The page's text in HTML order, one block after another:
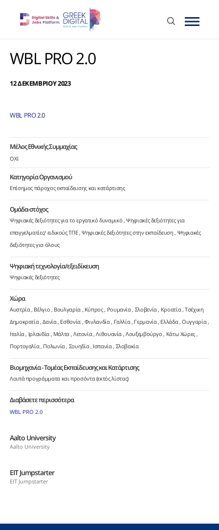
WBL PRO 2.0
12 ΔΕΚΕΜΒΡΙΟΥ 2023
WBL PRO 2.0
Μέλος Εθνικής Συμμαχίας
ΟΧΙ
Κατηγορία Οργανισμού
Επίσημος πάροχος εκπαίδευσης και κατάρτισης
Ομάδα-στόχος
Ψηφιακές δεξιότητες για το εργατικό δυναμικό Ψηφιακές δεξιότητες για
επαγγελματίες/ ειδικούς ΤΠΕ Ψηφιακές δεξιότητες στην εκπαίδευση Ψηφιακές
δεξιότητες για όλους
Ψηφιακή τεχνολογία/εξειδίκευση
Ψηφιακές δεξιότητες
Χώρα
Αυστρία Βέλγιο Βουλγαρία Κύπρος Ρουμανία Σλοβενία Κροατία Τσέχικη
Δημοκρατία Δανία Εσθονία Φινλανδία Γαλλία Γερμανία Ελλάδα Ουγγαρία
Ιταλία
Ιρλανδία Μάλτα Λετονία Λιθουανία Λουξεμβούργο
Κάτω Χώρες
Πορτογαλία Πολωνία Σουηδία Ισπανία Σλοβακία
Βιομηχανία - Τομέας Εκπαίδευσης και Κατάρτισης
Λοιπά προγράμματα και προσόντα (εκτός λίστας)
Διαβάσετε περισσότερα
WBL PRO 2.0
Aalto University
Aalto University
EIT Jumpstarter
EIT Jumpstarter